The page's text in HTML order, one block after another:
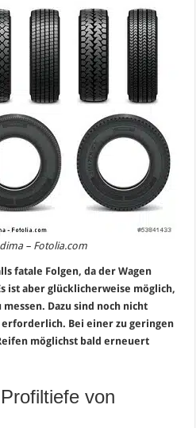
– Fotolia.com
fatale Folgen, da der Wagen
ist aber glücklicherweise möglich,
Dazu sind noch nicht
Bei einer zu geringen
möglichst bald erneuert
von